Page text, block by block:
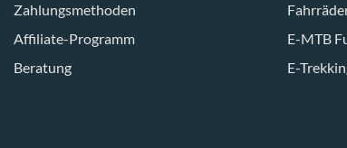
Zahlungsmethoden
Affiliate-Programm
Beratung
E-MTB
E-